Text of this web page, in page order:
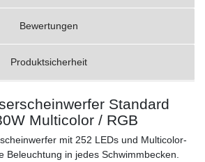
Bewertungen
Produktsicherheit
Standard
Multicolor / RGB
mit 252 LEDs und Multicolor-
Beleuchtung in jedes Schwimmbecken.